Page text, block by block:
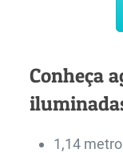
Conheça
1,14